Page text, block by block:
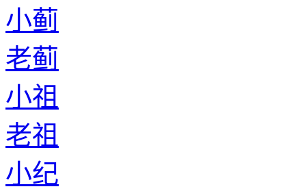
小蓟
老蓟
小祖
老祖
小纪